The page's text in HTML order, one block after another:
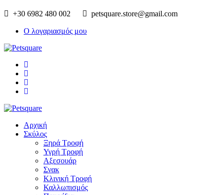
+30 6982 480 002 petsquare.store@gmail.com
Ο λογαριασμός μου
Αρχική
Σκύλος
Ξηρά Τροφή
Υγρή Τροφή
Αξεσουάρ
Σνακ
Κλινική Τροφή
Καλλωπισμός